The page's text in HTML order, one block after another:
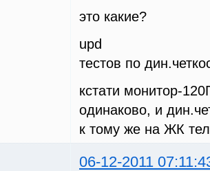
это какие?
upd
тестов по
кстати монитор-
одинаково, и
к тому же на ЖК
06-12-2011